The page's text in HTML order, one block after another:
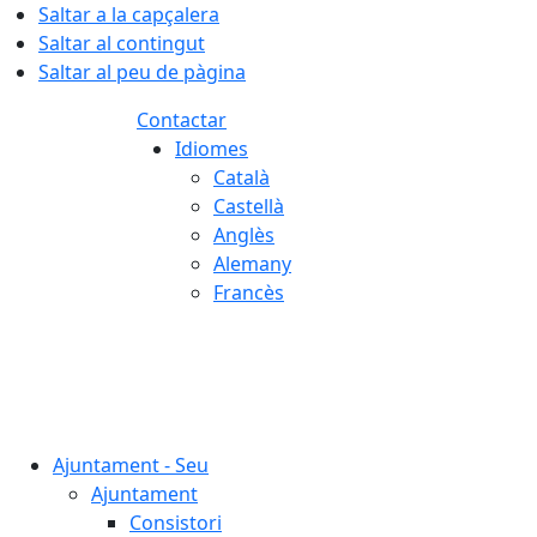
Saltar a la capçalera
Saltar al contingut
Saltar al peu de pàgina
Contactar
Idiomes
Català
Castellà
Anglès
Alemany
Francès
Ajuntament - Seu
Ajuntament
Consistori